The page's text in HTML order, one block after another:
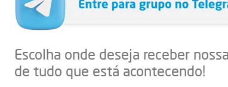
Escolha onde deseja receber
de tudo que está acontecendo!